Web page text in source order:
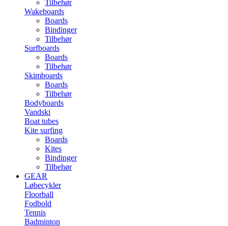
Tilbehør
Wakeboards
Boards
Bindinger
Tilbehør
Surfboards
Boards
Tilbehør
Skimboards
Boards
Tilbehør
Bodyboards
Vandski
Boat tubes
Kite surfing
Boards
Kites
Bindinger
Tilbehør
GEAR
Løbecykler
Floorball
Fodbold
Tennis
Badminton